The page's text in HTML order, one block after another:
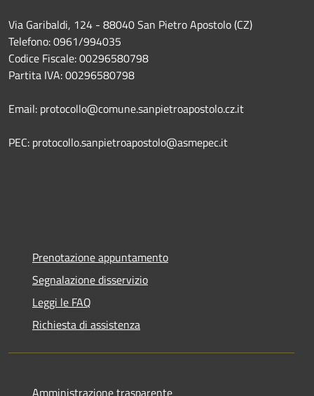
Via Garibaldi, 124 - 88040 San Pietro Apostolo (CZ)
Telefono: 0961/994035
Codice Fiscale: 00296580798
Partita IVA: 00296580798
Email: protocollo@comune.sanpietroapostolo.cz.it
PEC: protocollo.sanpietroapostolo@asmepec.it
Prenotazione appuntamento
Segnalazione disservizio
Leggi le FAQ
Richiesta di assistenza
Amministrazione trasparente